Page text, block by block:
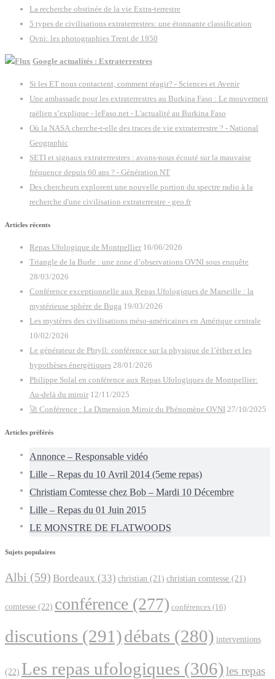
La recherche obstinée de la vie Extra-terrestre
5 types de civilisations extraterrestres: une étonnante classification
Ovni: les photographies Trent de 1950
Google actualités : Extraterrestres
Si les ET nous contactent, comment réagir? - Sciences et Avenir
Une ambassade pour les extraterrestres au Burkina Faso : Le mouvement
raëlien s’explique - leFaso.net - L'actualité au Burkina Faso
Où la NASA cherche-t-elle des traces de vie extraterrestre ? - National
Geographic
SETI et signaux extraterrestres : avons-nous écouté sur la mauvaise
fréquence depuis 60 ans ? - Génération NT
Des chercheurs explorent une nouvelle portion du spectre radio à la
recherche d'une civilisation extraterrestre - geo.fr
Articles récents
Repas Ufologique de Montpellier 16/06/2026
Triangle de la Burle : une zone d’observations OVNI sous enquête
28/03/2026
Conférence exceptionnelle aux Repas Ufologiques de Marseille : la
mystérieuse sphère de Buga 19/03/2026
Les mystères des civilisations méso-américaines en Amérique centrale
10/02/2026
Le générateur de Phryll: conférence sur la physique de l’éther et les
hypothèses énergétiques 28/01/2026
Philippe Solal en conférence aux Repas Ufologiques de Montpellier:
Au-delà du miroir 12/11/2025
🚀 Conférence : La Dimension Miroir du Phénomène OVNI 27/10/2025
Articles préférés
Annonce – Responsable vidéo
Lille – Repas du 10 Avril 2014 (5eme repas)
Christiam Comtesse chez Bob – Mardi 10 Décembre
Lille – Repas du 01 Juin 2015
LE MONSTRE DE FLATWOODS
Sujets populaires
Albi (59) Bordeaux (33) christian (21) christian comtesse (21)
comtesse (22) conférence (277) conférences (16)
discutions (291)débats (280) interventions
(22) Les repas ufologiques (306)les repas